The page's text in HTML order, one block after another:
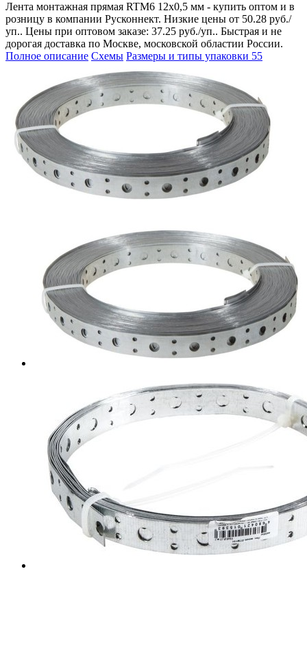
Лента монтажная прямая RTM6 12x0,5 мм - купить оптом и в
розницу в компании Русконнект. Низкие цены от 50.28 руб./
уп.. Цены при оптовом заказе: 37.25 руб./уп.. Быстрая и не
дорогая доставка по Москве, московской областии России.
Полное описание Схемы Размеры и типы упаковки 55